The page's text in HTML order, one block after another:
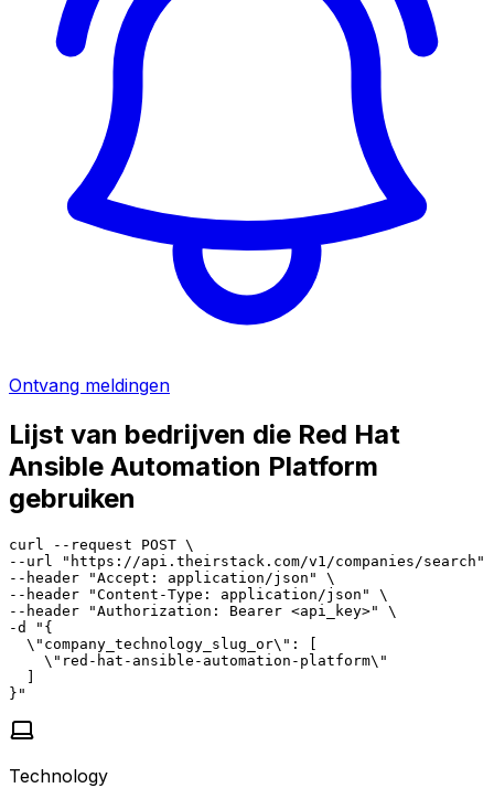
Ontvang meldingen
Lijst van bedrijven die Red Hat
Ansible Automation Platform
gebruiken
curl --request POST \
--url "https://api.theirstack.com/v1/companies/search"
--header "Accept: application/json" \
--header "Content-Type: application/json" \
--header "Authorization: Bearer <api_key>" \
-d "{
  \"company_technology_slug_or\": [
    \"red-hat-ansible-automation-platform\"
  ]
}"
Technology